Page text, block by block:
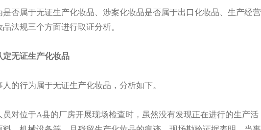
否属于无证生产化妆品、涉案化妆品是否属于出口化妆品、生产经营
法规三个方面进行取证分析。
无证生产化妆品
的行为属于无证生产化妆品，分析如下。
对位于A县的厂房开展现场检查时，虽然没有发现正在进行的生产活